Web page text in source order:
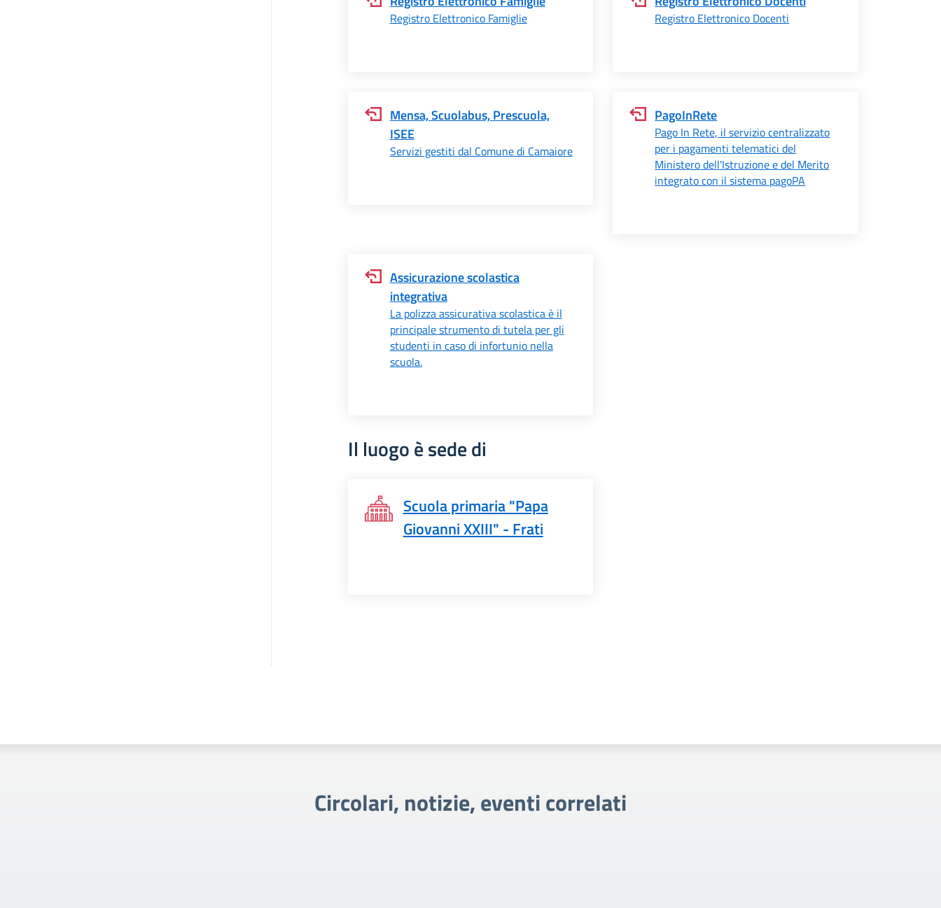
Registro Elettronico Famiglie Registro Elettronico Docenti
Mensa, Scuolabus, Prescuola,
ISEE
Servizi gestiti dal Comune di Camaiore
PagoInRete
Pago In Rete, il servizio centralizzato
per i pagamenti telematici del
Ministero dell'Istruzione e del Merito
integrato con il sistema pagoPA
Assicurazione scolastica
integrativa
La polizza assicurativa scolastica è il
principale strumento di tutela per gli
studenti in caso di infortunio nella
scuola.
Il luogo è sede di
Scuola primaria "Papa
Giovanni XXIII" - Frati
Circolari, notizie, eventi correlati